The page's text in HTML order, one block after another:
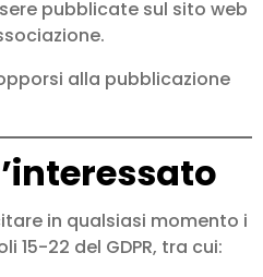
pubblicate sul sito web
alla pubblicazione
in qualsiasi momento i
22 del GDPR, tra cui: